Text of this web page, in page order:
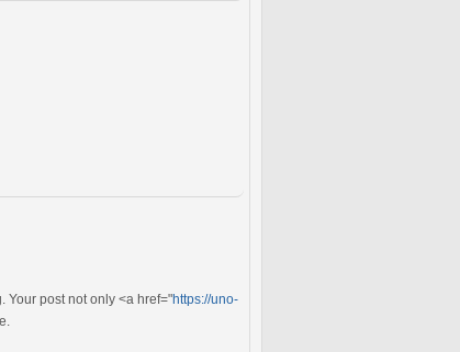
Your post not only <a href="https://uno-